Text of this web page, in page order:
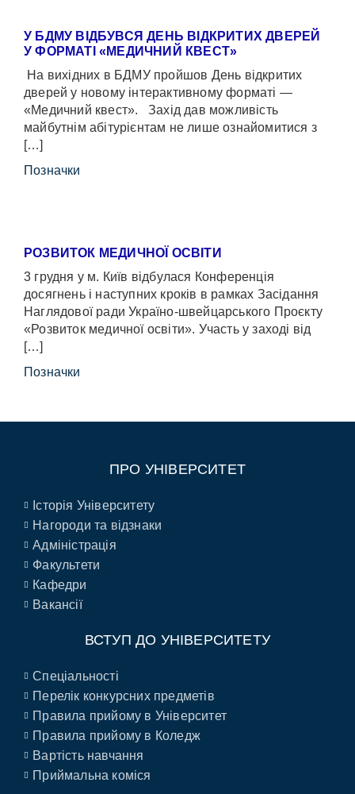
У БДМУ ВІДБУВСЯ ДЕНЬ ВІДКРИТИХ ДВЕРЕЙ
У ФОРМАТІ «МЕДИЧНИЙ КВЕСТ»
На вихідних в БДМУ пройшов День відкритих
дверей у новому інтерактивному форматі —
«Медичний квест». Захід дав можливість
майбутнім абітурієнтам не лише ознайомитися з
[…]
Позначки
РОЗВИТОК МЕДИЧНОЇ ОСВІТИ
3 грудня у м. Київ відбулася Конференція
досягнень і наступних кроків в рамках Засідання
Наглядової ради Україно-швейцарського Проєкту
«Розвиток медичної освіти». Участь у заході від
[…]
Позначки
ПРО УНІВЕРСИТЕТ
Історія Університету
Нагороди та відзнаки
Адміністрація
Факультети
Кафедри
Вакансії
ВСТУП ДО УНІВЕРСИТЕТУ
Спеціальності
Перелік конкурсних предметів
Правила прийому в Університет
Правила прийому в Коледж
Вартість навчання
Приймальна коміся